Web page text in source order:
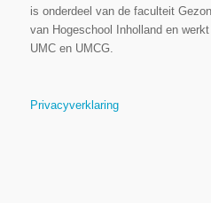
is onderdeel van de faculteit
van Hogeschool Inholland en
UMC en UMCG.
Privacyverklaring